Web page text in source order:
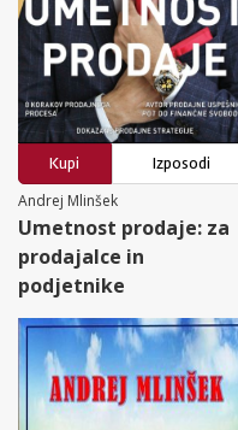
Kupi
Izposodi
Andrej Mlinšek
Umetnost prodaje: za
prodajalce in
podjetnike